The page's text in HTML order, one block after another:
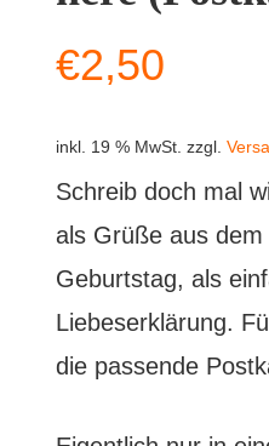
€2,50
inkl. 19 % MwSt. zzgl.
Schreib doch mal
als Grüße aus
Geburtstag, als
Liebeserklärung.
die passende